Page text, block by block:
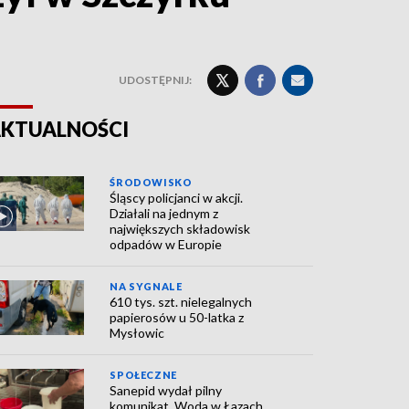
UDOSTĘPNIJ:
ŚRODOWISKO
Śląscy policjanci w akcji.
Działali na jednym z
największych składowisk
odpadów w Europie
NA SYGNALE
610 tys. szt. nielegalnych
papierosów u 50-latka z
Mysłowic
SPOŁECZNE
Sanepid wydał pilny
komunikat. Woda w Łazach